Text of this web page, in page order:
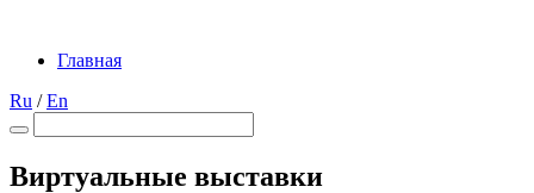
Главная
Ru /En
Виртуальные выставки